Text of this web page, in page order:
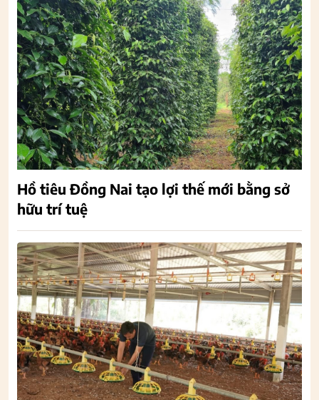
Hồ tiêu Đồng Nai tạo lợi thế mới bằng sở
hữu trí tuệ